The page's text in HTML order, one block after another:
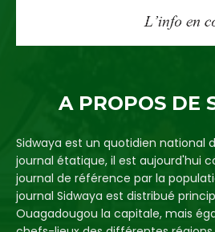
A PROPOS DE
Sidwaya est un quotidien national
journal étatique, il est aujourd'hui
journal de référence par la
journal Sidwaya est distribué
Ouagadougou la capitale, mais